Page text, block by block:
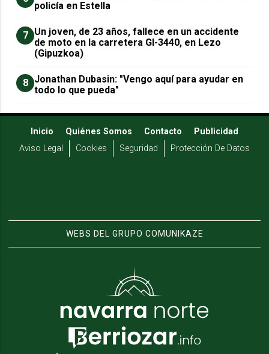
policía en Estella
7 Un joven, de 23 años, fallece en un accidente
de moto en la carretera GI-3440, en Lezo
(Gipuzkoa)
8 Jonathan Dubasin: "Vengo aquí para ayudar en
todo lo que pueda"
Inicio Quiénes Somos Contacto
Publicidad
Aviso Legal
Cookies Seguridad Protección De Datos
WEBS DEL GRUPO COMUNIKAZE